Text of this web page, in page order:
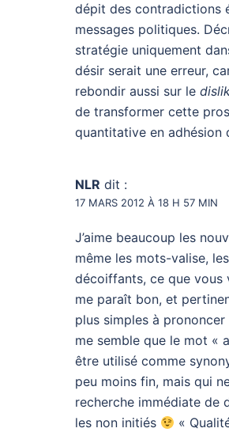
dépit des contradictions
messages politiques.
stratégie uniquement
désir serait une erreur,
rebondir aussi sur le
de transformer cette
quantitative en adhésion
NLR dit :
17 MARS 2012 À 18 H 57 MIN
J’aime beaucoup les
même les mots-valise,
décoiffants, ce que vous
me paraît bon, et
plus simples à
me semble que le mot «
être utilisé comme
peu moins fin, mais qui
recherche immédiate de
les non initiés
«